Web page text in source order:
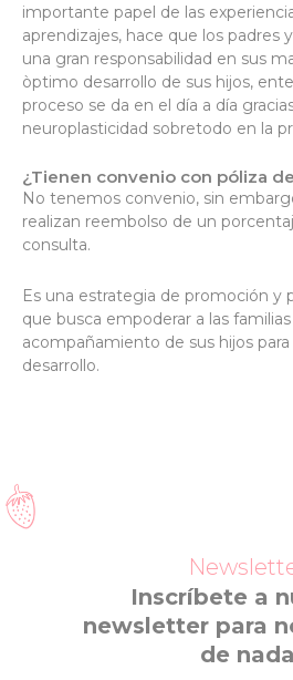
importante papel de las
aprendizajes, hace que los padres
una gran responsabilidad en sus
òptimo desarrollo de sus hijos,
proceso se da en el día a día
neuroplasticidad sobretodo en la
¿Tienen convenio con póliza
No tenemos convenio, sin
realizan reembolso de un
consulta.
Es una estrategia de promoción y
que busca empoderar a las
acompañamiento de sus hijos
desarrollo.
Inscríbete a
newsletter para
de nada